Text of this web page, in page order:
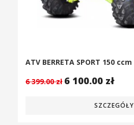
ATV BERRETA SPORT 150 ccm
6 399.00zł 6 100.00 zł
SZCZEGÓŁY